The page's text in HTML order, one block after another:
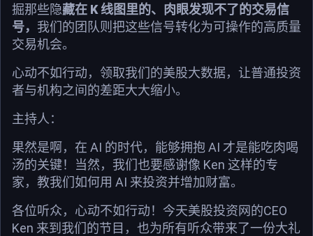
掘那些隐藏在 K 线图里的、肉眼发现不了的交易信
号， 我们的团队则把这些信号转化为可操作的高质量
交易机会。
心动不如行动，领取我们的美股大数据，让普通投资
者与机构之间的差距大大缩小。
主持人：
果然是啊，在 AI 的时代，能够拥抱 AI 才是能吃肉喝
汤的关键！当然，我们也要感谢像 Ken 这样的专
家，教我们如何用 AI 来投资并增加财富。
各位听众，心动不如行动！今天美股投资网的CEO
Ken 来到我们的节目，也为所有听众带来了一份大礼